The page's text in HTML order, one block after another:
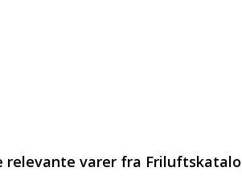
relevante varer fra